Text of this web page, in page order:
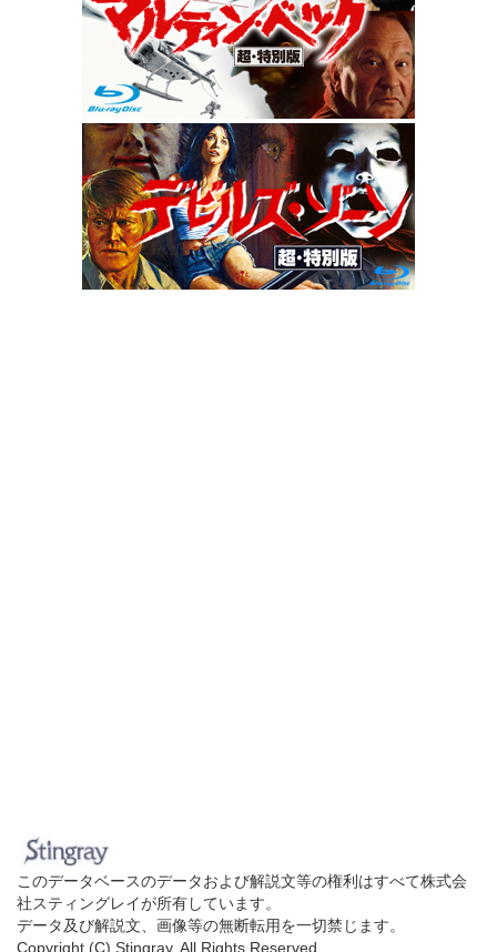
このデータベースのデータおよび解説文等の権利はすべて株式会
社スティングレイが所有しています。
データ及び解説文、画像等の無断転用を一切禁じます。
Copyright (C) Stingray. All Rights Reserved.